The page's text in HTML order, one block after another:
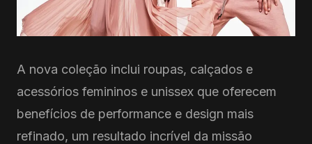
A nova coleção inclui roupas, calçados e
acessórios femininos e unissex que oferecem
benefícios de performance e design mais
refinado, um resultado incrível da missão